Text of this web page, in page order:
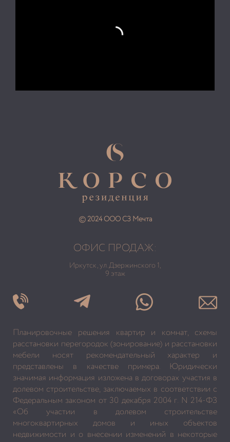
© 2024 ООО СЗ Мечта
ОФИС ПРОДАЖ:
Иркутск, ул. Дзержинского 1,
9 этаж
Планировочные решения квартир и комнат, схемы
расстановки перегородок (зонирование) и расстановки
мебели носят рекомендательный характер и
представлены в качестве примера. Юридически
значимая информация изложена в договорах участия в
долевом строительстве, заключаемых в соответствии с
Федеральным законом от 30 декабря 2004 г. N 214-ФЗ
«Об участии в долевом строительстве
многоквартирных домов и иных объектов
недвижимости и о внесении изменений в некоторые